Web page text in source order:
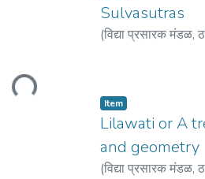
Sulvasutras
(विद्या प्रसारक मंडळ,
Item
Lilawati or A
and geometry
(विद्या प्रसारक मंडळ,